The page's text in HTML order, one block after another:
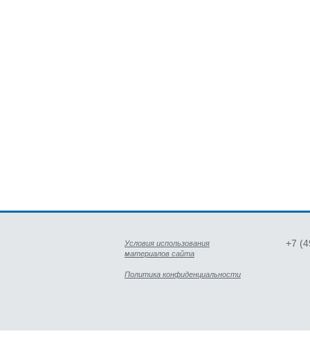
Условия использования
материалов сайта
Политика конфиденциальности
+7